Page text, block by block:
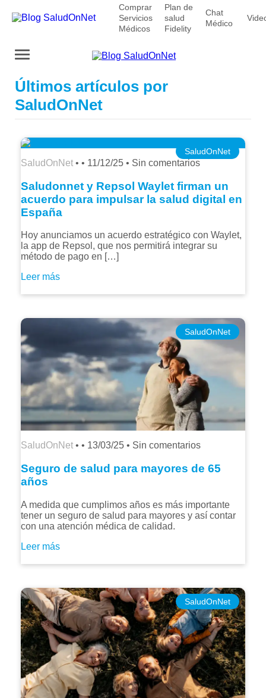
Comprar
Servicios
Médicos
Plan de
salud
Fidelity
Chat
Médico
Últimos artículos por
SaludOnNet
SaludOnNet
SaludOnNet • • 11/12/25 • Sin comentarios
Saludonnet y Repsol Waylet firman un
acuerdo para impulsar la salud digital en
España
Hoy anunciamos un acuerdo estratégico con Waylet,
la app de Repsol, que nos permitirá integrar su
método de pago en […]
Leer más
SaludOnNet
SaludOnNet • • 13/03/25 • Sin comentarios
Seguro de salud para mayores de 65
años
A medida que cumplimos años es más importante
tener un seguro de salud para mayores y así contar
con una atención médica de calidad.
Leer más
SaludOnNet